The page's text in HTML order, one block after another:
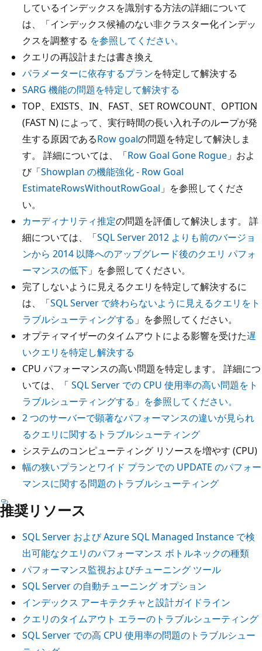
しているインデックスを識別する方法の詳細について
は、「インデックス候補のない非クラスター化インデッ
クスを調整する を参照してください。
クエリの再設計または書き換え
パラメーターに依存するプランを特定して解決する
SARG 機能の問題を特定して解決する
TOP、EXISTS、IN、FAST、SET ROWCOUNT、OPTION
(FAST N) によって、実行時間の長い入れ子のループが発
生する原因であるRow goalの問題を特定して解決しま
す。 詳細については、「Row Goal Gone Rogue 」およ
び「Showplan の機能強化 - Row Goal
EstimateRowsWithoutRowGoal 」を参照してくださ
い。
カーディナリティ推定の問題を評価して解決します。 詳
細については、「SQL Server 2012 よりも前のバージョ
ンから 2014 以降へのアップグレード後のクエリ パフォ
ーマンスの低下 」を参照してください。
完了しないように見えるクエリを特定して解決するに
は、「SQL Server で終わらないように見えるクエリをト
ラブルシューティングする 」を参照してください。
オプティマイザーのタイムアウトによる影響を受けた遅
いクエリを特定し解決する
CPU パフォーマンスの高い問題を特定します。 詳細につ
いては、「 SQL Server での CPU 使用率の高い問題をト
ラブルシューティングする」を参照してください。
2 つのサーバーで顕著なパフォーマンスの違いが見られ
るクエリに関するトラブルシューティング
システムのコンピューティング リソースを増やす (CPU)
幅の狭いプランとワイド プランでの UPDATE のパフォー
マンスに関する問題のトラブルシューティング
推奨リソース
SQL Server および Azure SQL Managed Instance で検
出可能なクエリのパフォーマンス ボトルネックの種類
パフォーマンス監視およびチューニング ツール
SQL Server の自動チューニング オプション
インデックス アーキテクチャと設計ガイドライン
クエリのタイムアウト エラーのトラブルシューティング
SQL Server での高 CPU 使用率の問題のトラブルシュー